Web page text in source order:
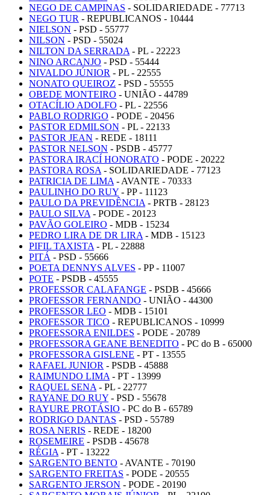
NEGO DE CAMPINAS - SOLIDARIEDADE - 77713
NEGO TUR - REPUBLICANOS - 10444
NIELSON - PSD - 55777
NILSON - PSD - 55024
NILTON DA SERRADA - PL - 22223
NINO ARCANJO - PSD - 55444
NIVALDO JÚNIOR - PL - 22555
NONATO QUEIROZ - PSD - 55555
OBEDE MONTEIRO - UNIÃO - 44789
OTACÍLIO ADOLFO - PL - 22556
PABLO RODRIGO - PODE - 20456
PASTOR EDMILSON - PL - 22133
PASTOR JEAN - REDE - 18111
PASTOR NELSON - PSDB - 45777
PASTORA IRACÍ HONORATO - PODE - 20222
PASTORA ROSA - SOLIDARIEDADE - 77123
PATRICIA DE LIMA - AVANTE - 70333
PAULINHO DO RUY - PP - 11123
PAULO DA PREVIDÊNCIA - PRTB - 28123
PAULO SILVA - PODE - 20123
PAVÃO GOLEIRO - MDB - 15234
PEDRO LIRA DE DR LIRA - MDB - 15123
PIFIL TAXISTA - PL - 22888
PITÁ - PSD - 55666
POETA DENNYS ALVES - PP - 11007
POTE - PSDB - 45555
PROFESSOR CALAFANGE - PSDB - 45666
PROFESSOR FERNANDO - UNIÃO - 44300
PROFESSOR LEO - MDB - 15101
PROFESSOR TICO - REPUBLICANOS - 10999
PROFESSORA ENILDES - PODE - 20789
PROFESSORA GEANE BENEDITO - PC do B - 65000
PROFESSORA GISLENE - PT - 13555
RAFAEL JUNIOR - PSDB - 45888
RAIMUNDO LIMA - PT - 13999
RAQUEL SENA - PL - 22777
RAYANE DO RUY - PSD - 55678
RAYURE PROTÁSIO - PC do B - 65789
RODRIGO DANTAS - PSD - 55789
ROSA NERIS - REDE - 18200
ROSEMEIRE - PSDB - 45678
RÉGIA - PT - 13222
SARGENTO BENTO - AVANTE - 70190
SARGENTO FREITAS - PODE - 20555
SARGENTO JERSON - PODE - 20190